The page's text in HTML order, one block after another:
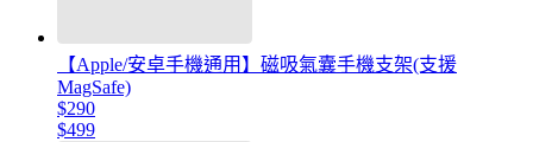
【Apple/安卓手機通用】磁吸氣囊手機支架(支援
MagSafe)
$290
$499